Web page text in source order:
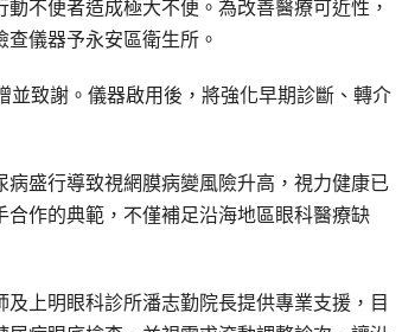
不便者造成極大不便。為改善醫療可近性，
儀器予永安區衛生所。
致謝。儀器啟用後，將強化早期診斷、轉介
盛行導致視網膜病變風險升高，視力健康已
作的典範，不僅補足沿海地區眼科醫療缺
上明眼科診所潘志勤院長提供專業支援，目